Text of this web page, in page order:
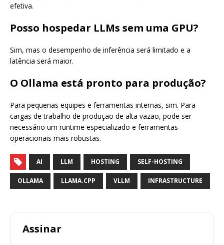
efetiva.
Posso hospedar LLMs sem uma GPU?
Sim, mas o desempenho de inferência será limitado e a
latência será maior.
O Ollama está pronto para produção?
Para pequenas equipes e ferramentas internas, sim. Para
cargas de trabalho de produção de alta vazão, pode ser
necessário um runtime especializado e ferramentas
operacionais mais robustas.
AI LLM HOSTING SELF-HOSTING
OLLAMA LLAMA.CPP VLLM INFRASTRUCTURE
Assinar